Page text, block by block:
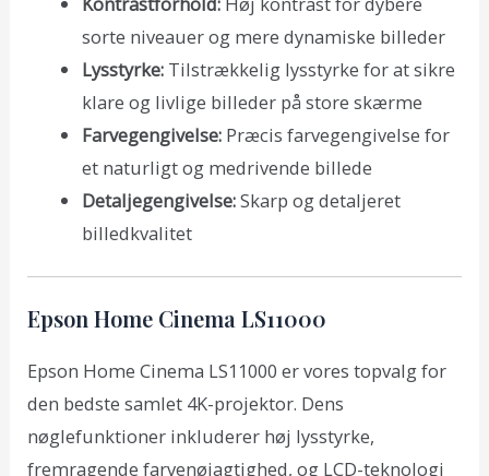
sorte niveauer og mere dynamiske billeder
Lysstyrke:Tilstrækkelig lysstyrke for at sikre
klare og livlige billeder på store skærme
Farvegengivelse:Præcis farvegengivelse for
et naturligt og medrivende billede
Detaljegengivelse:Skarp og detaljeret
billedkvalitet
Epson Home Cinema LS11000
Epson Home Cinema LS11000 er vores topvalg for
den bedste samlet 4K-projektor. Dens
nøglefunktioner inkluderer høj lysstyrke,
fremragende farvenøjagtighed, og LCD-teknologi